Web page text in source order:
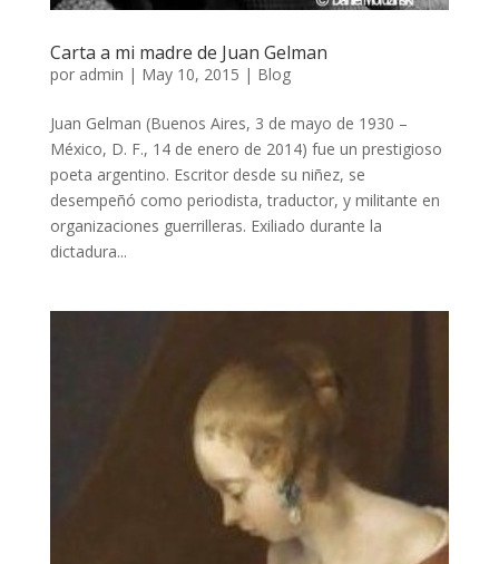
Carta a mi madre de Juan Gelman
por admin | May 10, 2015 | Blog
Juan Gelman (Buenos Aires, 3 de mayo de 1930 –
México, D. F., 14 de enero de 2014) fue un prestigioso
poeta argentino. Escritor desde su niñez, se
desempeñó como periodista, traductor, y militante en
organizaciones guerrilleras. Exiliado durante la
dictadura...